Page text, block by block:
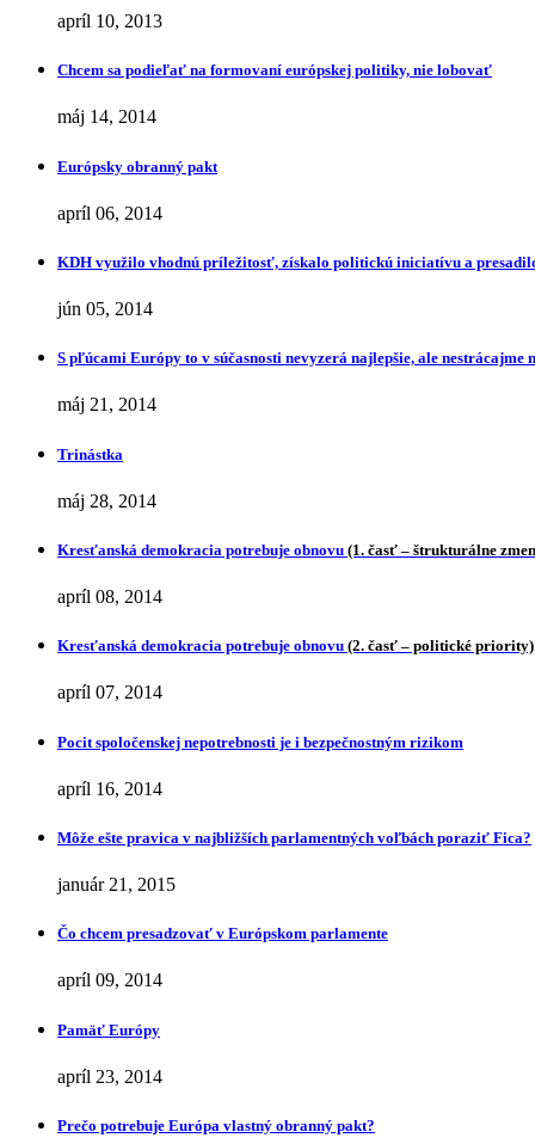
apríl 10, 2013
Chcem sa podieľať na formovaní európskej politiky, nie lobovať
máj 14, 2014
Európsky obranný pakt
apríl 06, 2014
KDH využilo vhodnú príležitosť, získalo politickú iniciatívu a
jún 05, 2014
S pľúcami Európy to v súčasnosti nevyzerá najlepšie, ale nestrácajme
máj 21, 2014
Trinástka
máj 28, 2014
Kresťanská demokracia potrebuje obnovu (1. časť – štrukturálne
apríl 08, 2014
Kresťanská demokracia potrebuje obnovu (2. časť – politické priority)
apríl 07, 2014
Pocit spoločenskej nepotrebnosti je i bezpečnostným rizikom
apríl 16, 2014
Môže ešte pravica v najbližších parlamentných voľbách poraziť Fica?
január 21, 2015
Čo chcem presadzovať v Európskom parlamente
apríl 09, 2014
Pamäť Európy
apríl 23, 2014
Prečo potrebuje Európa vlastný obranný pakt?